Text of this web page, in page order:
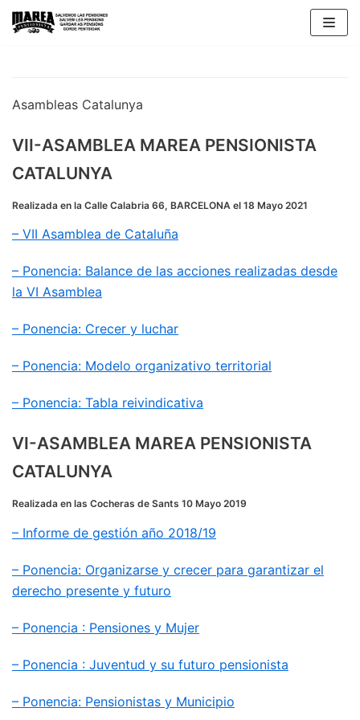
Saltar
Asambleas Catalunya
VII-ASAMBLEA MAREA PENSIONISTA
CATALUNYA
Realizada en la Calle Calabria 66, BARCELONA el 18 Mayo 2021
– VII Asamblea de Cataluña
– Ponencia: Balance de las acciones realizadas desde
la VI Asamblea
– Ponencia: Crecer y luchar
– Ponencia: Modelo organizativo territorial
– Ponencia: Tabla reivindicativa
VI-ASAMBLEA MAREA PENSIONISTA
CATALUNYA
Realizada en las Cocheras de Sants 10 Mayo 2019
– Informe de gestión año 2018/19
– Ponencia: Organizarse y crecer para garantizar el
derecho presente y futuro
– Ponencia : Pensiones y Mujer
– Ponencia : Juventud y su futuro pensionista
– Ponencia: Pensionistas y Municipio